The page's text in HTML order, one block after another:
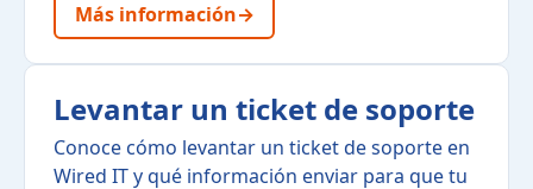
Más información→
Levantar un ticket de soporte
Conoce cómo levantar un ticket de soporte en
Wired IT y qué información enviar para que tu